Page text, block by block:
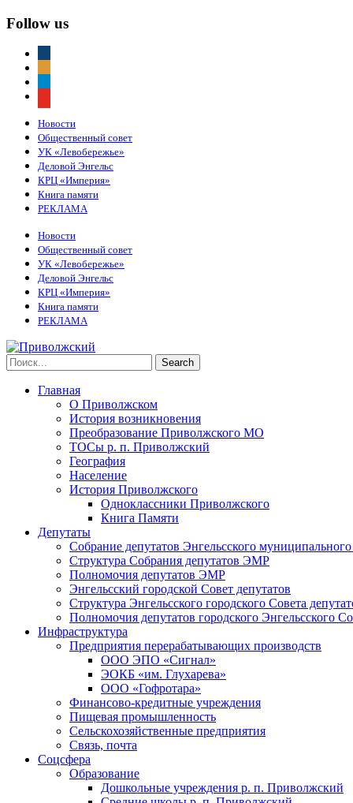
Follow us
Новости
Общественный совет
УК «Левобережье»
Деловой Энгельс
КРЦ «Империя»
Книга памяти
РЕКЛАМА
Новости
Общественный совет
УК «Левобережье»
Деловой Энгельс
КРЦ «Империя»
Книга памяти
РЕКЛАМА
Главная
О Приволжском
История возникновения
Преобразование Приволжского МО
ТОСы р. п. Приволжский
География
Население
История Приволжского
Одноклассники Приволжского
Книга Памяти
Депутаты
Собрание депутатов Энгельсского
Структура Собрания депутатов ЭМР
Полномочия депутатов ЭМР
Энгельсский городской Совет депутатов
Структура Энгельсского городского Совета
Полномочия депутатов городского Энгельсского
Инфраструктура
Предприятия перерабатывающих производств
ООО ЭПО «Сигнал»
ЭОКБ «им. Глухарева»
ООО «Гофротара»
Финансово-кредитные учреждения
Пищевая промышленность
Сельскохозяйственные предприятия
Связь, почта
Соцсфера
Образование
Дошкольные учреждения р. п. Приволжский